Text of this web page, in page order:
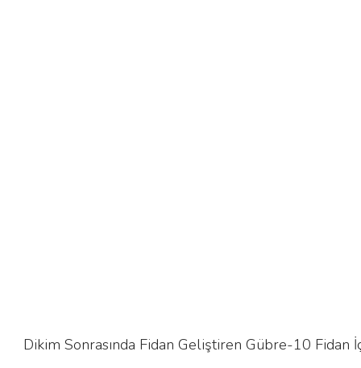
Dikim Sonrasında Fidan Geliştiren Gübre-10 Fidan